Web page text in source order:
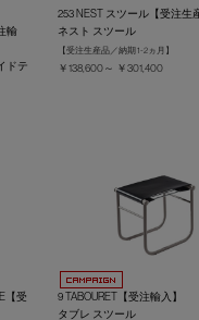
輸
ドテ
253 NEST スツール【受注生
ネスト スツール
【受注生産品／納期 1-2ヵ月】
￥138,600～ ￥301,400
【受
9 TABOURET【受注輸入】
タブレ スツール